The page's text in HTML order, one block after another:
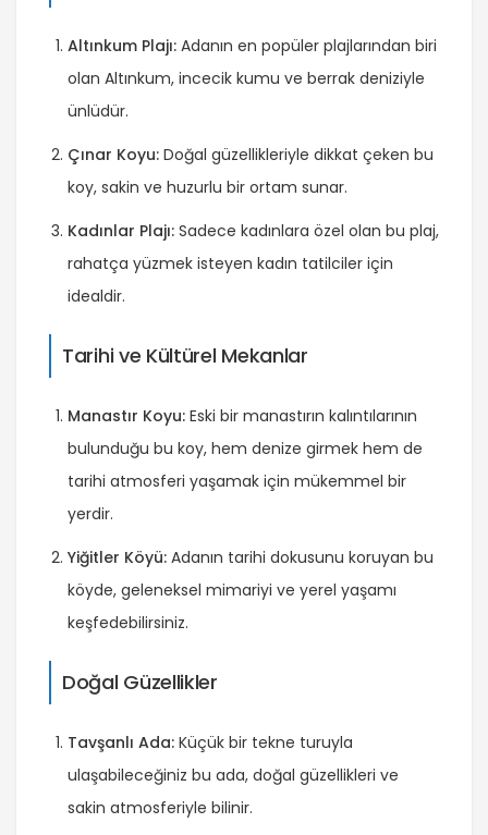
Altınkum Plajı: Adanın en popüler plajlarından biri
olan Altınkum, incecik kumu ve berrak deniziyle
ünlüdür.
Çınar Koyu: Doğal güzellikleriyle dikkat çeken bu
koy, sakin ve huzurlu bir ortam sunar.
Kadınlar Plajı: Sadece kadınlara özel olan bu plaj,
rahatça yüzmek isteyen kadın tatilciler için
idealdir.
Tarihi ve Kültürel Mekanlar
Manastır Koyu: Eski bir manastırın kalıntılarının
bulunduğu bu koy, hem denize girmek hem de
tarihi atmosferi yaşamak için mükemmel bir
yerdir.
Yiğitler Köyü: Adanın tarihi dokusunu koruyan bu
köyde, geleneksel mimariyi ve yerel yaşamı
keşfedebilirsiniz.
Doğal Güzellikler
Tavşanlı Ada: Küçük bir tekne turuyla
ulaşabileceğiniz bu ada, doğal güzellikleri ve
sakin atmosferiyle bilinir.